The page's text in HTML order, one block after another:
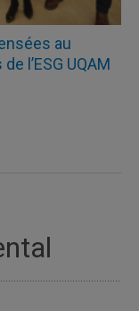
au
l’ESG UQAM